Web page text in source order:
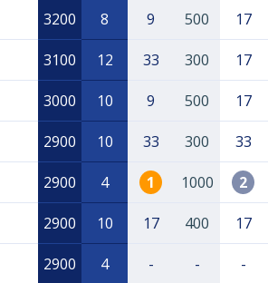
3200 8 9 500 17
3100 12 33 300 17
3000 10 9 500 17
2900 10 33 300 33
2900 4 1 1000 2
2900 10 17 400 17
2900 4 - - -